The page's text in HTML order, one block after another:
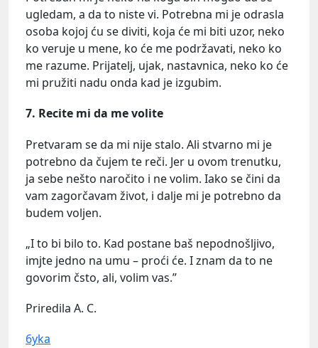
ugledam, a da to niste vi. Potrebna mi je odrasla
osoba kojoj ću se diviti, koja će mi biti uzor, neko
ko veruje u mene, ko će me podržavati, neko ko
me razume. Prijatelj, ujak, nastavnica, neko ko će
mi pružiti nadu onda kad je izgubim.
7. Recite mi da me volite
Pretvaram se da mi nije stalo. Ali stvarno mi je
potrebno da čujem te reči. Jer u ovom trenutku,
ja sebe nešto naročito i ne volim. Iako se čini da
vam zagorčavam život, i dalje mi je potrebno da
budem voljen.
„I to bi bilo to. Kad postane baš nepodnošljivo,
imjte jedno na umu – proći će. I znam da to ne
govorim čsto, ali, volim vas.”
Priredila A. C.
6yka